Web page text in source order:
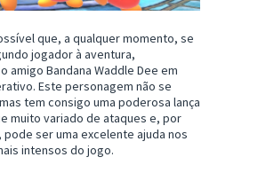
que, a qualquer momento, se
jogador à aventura,
amigo Bandana Waddle Dee em
Este personagem não se
tem consigo uma poderosa lança
muito variado de ataques e, por
ser uma excelente ajuda nos
intensos do jogo.